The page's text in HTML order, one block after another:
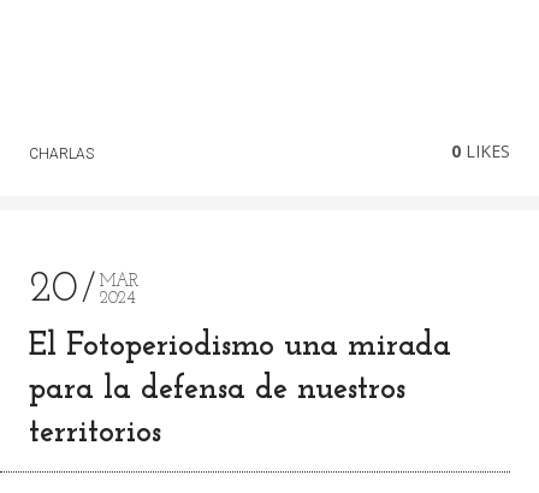
CHARLAS 0 LIKES
20
MAR
2024
El Fotoperiodismo una mirada
para la defensa de nuestros
territorios